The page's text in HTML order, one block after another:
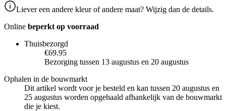
Liever een andere kleur of andere maat? Wijzig dan de details.
Online beperkt op voorraad
Thuisbezorgd
€69.95
Bezorging tussen 13 augustus en 20 augustus
Ophalen in de bouwmarkt
Dit artikel wordt voor je besteld en kan tussen 20 augustus en
25 augustus worden opgehaald afhankelijk van de bouwmarkt
die je kiest.